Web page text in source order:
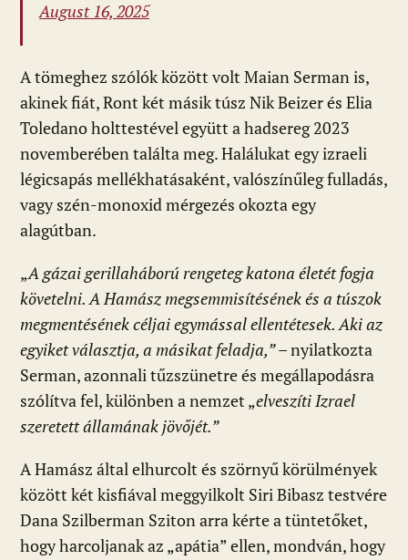
August 16, 2025
A tömeghez szólók között volt Maian Serman is,
akinek fiát, Ront két másik túsz Nik Beizer és Elia
Toledano holttestével együtt a hadsereg 2023
novemberében találta meg. Halálukat egy izraeli
légicsapás mellékhatásaként, valószínűleg fulladás,
vagy szén-monoxid mérgezés okozta egy
alagútban.
„A gázai gerillaháború rengeteg katona életét fogja
követelni. A Hamász megsemmisítésének és a túszok
megmentésének céljai egymással ellentétesek. Aki az
egyiket választja, a másikat feladja,”– nyilatkozta
Serman, azonnali tűzszünetre és megállapodásra
szólítva fel, különben a nemzet „elveszíti Izrael
szeretett államának jövőjét.”
A Hamász által elhurcolt és szörnyű körülmények
között két kisfiával meggyilkolt Siri Bibasz testvére
Dana Szilberman Sziton arra kérte a tüntetőket,
hogy harcoljanak az „apátia” ellen, mondván, hogy